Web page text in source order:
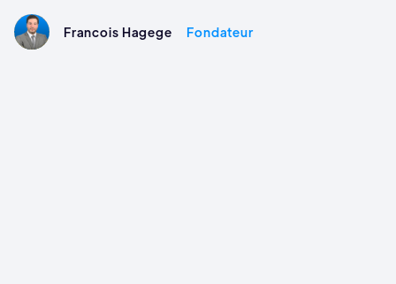
Francois Hagege Fondateur